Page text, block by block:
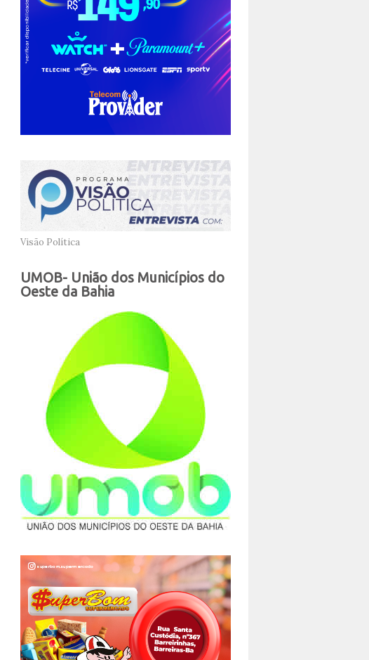
Visão Política
UMOB- União dos Municípios do
Oeste da Bahia